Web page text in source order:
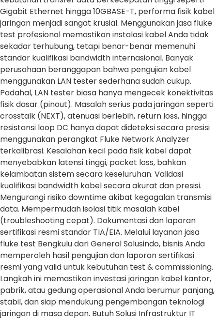
Gigabit Ethernet hingga 10GBASE-T, performa fisik kabel
jaringan menjadi sangat krusial. Menggunakan jasa fluke
test profesional memastikan instalasi kabel Anda tidak
sekadar terhubung, tetapi benar-benar memenuhi
standar kualifikasi bandwidth internasional. Banyak
perusahaan beranggapan bahwa pengujian kabel
menggunakan LAN tester sederhana sudah cukup.
Padahal, LAN tester biasa hanya mengecek konektivitas
fisik dasar (pinout). Masalah serius pada jaringan seperti
crosstalk (NEXT), atenuasi berlebih, return loss, hingga
resistansi loop DC hanya dapat dideteksi secara presisi
menggunakan perangkat Fluke Network Analyzer
terkalibrasi. Kesalahan kecil pada fisik kabel dapat
menyebabkan latensi tinggi, packet loss, bahkan
kelambatan sistem secara keseluruhan. Validasi
kualifikasi bandwidth kabel secara akurat dan presisi.
Mengurangi risiko downtime akibat kegagalan transmisi
data. Mempermudah isolasi titik masalah kabel
(troubleshooting cepat). Dokumentasi dan laporan
sertifikasi resmi standar TIA/EIA. Melalui layanan jasa
fluke test Bengkulu dari General Solusindo, bisnis Anda
memperoleh hasil pengujian dan laporan sertifikasi
resmi yang valid untuk kebutuhan test & commissioning.
Langkah ini memastikan investasi jaringan kabel kantor,
pabrik, atau gedung operasional Anda berumur panjang,
stabil, dan siap mendukung pengembangan teknologi
jaringan di masa depan. Butuh Solusi Infrastruktur IT